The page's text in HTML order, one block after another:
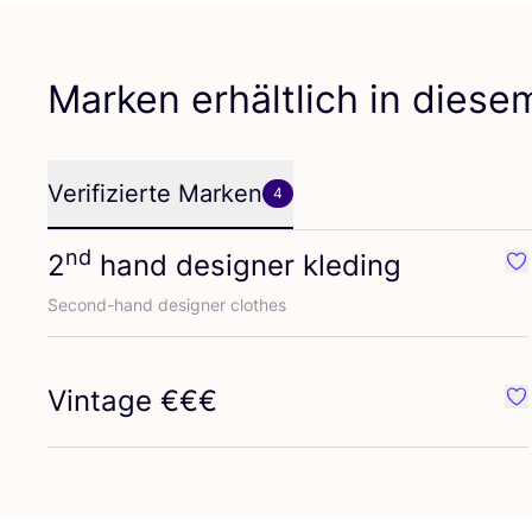
Marken erhältlich in
Verifizierte Marken 4
2nd hand designer kleding
Second-hand desi­gner clothes
Vintage €€€